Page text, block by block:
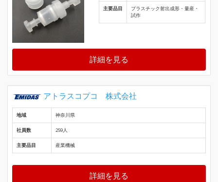
主要品目
プラスチック射出成形・量産・
試作
詳細を見る
アトラスコプコ 株式会社
地域 神奈川県
社員数 259人
主要品目 産業機械
詳細を見る